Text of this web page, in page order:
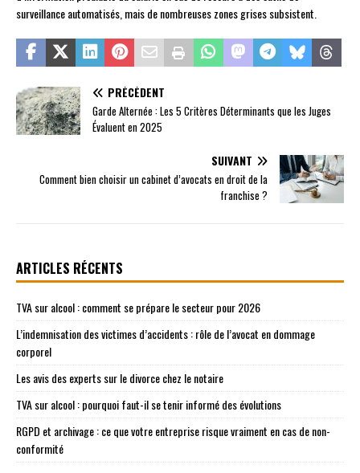
surveillance automatisés, mais de nombreuses zones grises subsistent.
PRÉCÉDENT
Garde Alternée : Les 5 Critères Déterminants que les Juges
Évaluent en 2025
SUIVANT
Comment bien choisir un cabinet d’avocats en droit de la
franchise ?
ARTICLES RÉCENTS
TVA sur alcool : comment se prépare le secteur pour 2026
L’indemnisation des victimes d’accidents : rôle de l’avocat en dommage
corporel
Les avis des experts sur le divorce chez le notaire
TVA sur alcool : pourquoi faut-il se tenir informé des évolutions
RGPD et archivage : ce que votre entreprise risque vraiment en cas de non-
conformité